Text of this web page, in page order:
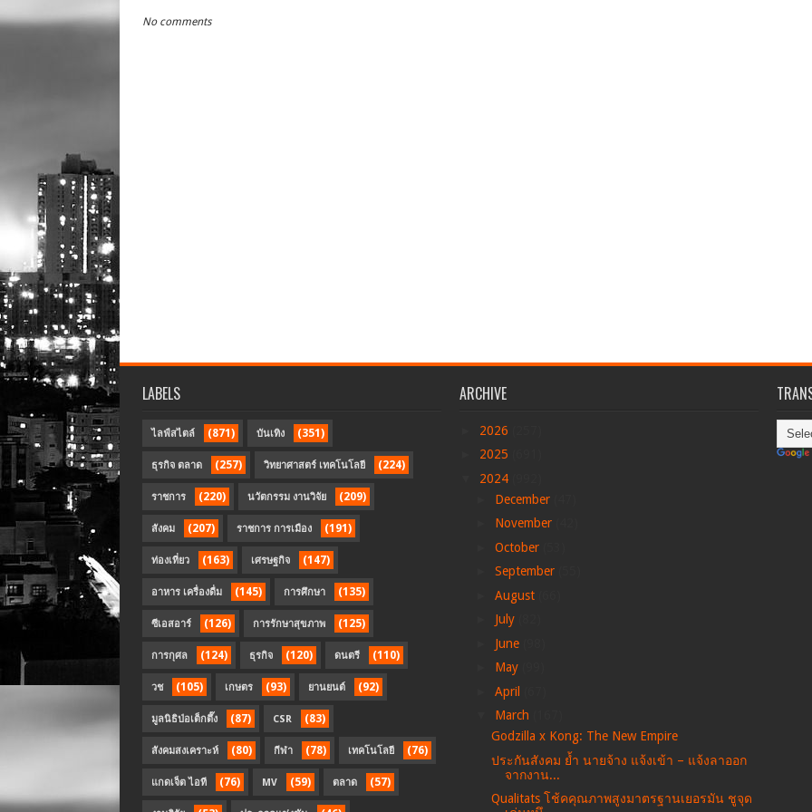
No comments
LABELS
ไลฟ์สไตล์ (871) บันเทิง (351)
ธุรกิจ ตลาด (257) วิทยาศาสตร์ เทคโนโลยี (224)
ราชการ (220) นวัตกรรม งานวิจัย (209)
สังคม (207) ราชการ การเมือง (191)
ท่องเที่ยว (163) เศรษฐกิจ (147)
อาหาร เครื่องดื่ม (145) การศึกษา (135)
ซีเอสอาร์ (126) การรักษาสุขภาพ (125)
การกุศล (124) ธุรกิจ (120) ดนตรี (110)
วช (105) เกษตร (93) ยานยนต์ (92)
มูลนิธิป่อเต็กตึ๊ง (87) CSR (83)
สังคมสงเคราะห์ (80) กีฬา (78) เทคโนโลยี (76)
แกดเจ็ต ไอที (76) MV (59) ตลาด (57)
ARCHIVE
2026
2025
2024
December
November
October
September
August
July
June
May
April
March
Godzilla x Kong: The New Empire
ประกันสังคม ย้ำ นายจ้าง แจ้งเข้า – แจ้งลาออก
จากงาน...
Qualitats โช้คคุณภาพสูงมาตรฐานเยอรมัน ชูจุด